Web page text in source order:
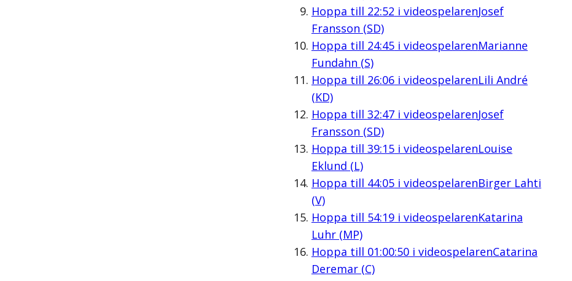
Hoppa till 22:52 i videospelarenJosef
Fransson (SD)
Hoppa till 24:45i videospelarenMarianne
Fundahn (S)
Hoppa till 26:06i videospelarenLili André
(KD)
Hoppa till 32:47i videospelarenJosef
Fransson (SD)
Hoppa till 39:15i videospelarenLouise
Eklund (L)
Hoppa till 44:05i videospelarenBirger Lahti
(V)
Hoppa till 54:19i videospelarenKatarina
Luhr (MP)
Hoppa till 01:00:50i videospelarenCatarina
Deremar (C)